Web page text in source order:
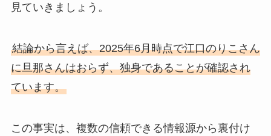
見ていきましょう。
結論から言えば、2025年6月時点で江口のりこさん
に旦那さんはおらず、独身であることが確認され
ています。
この事実は、複数の信頼できる情報源から裏付け